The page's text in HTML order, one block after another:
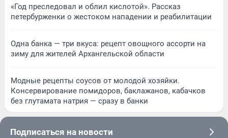
«Год преследовал и облил кислотой». Рассказ
петербурженки о жестоком нападении и реабилитации
Одна банка — три вкуса: рецепт овощного ассорти на
зиму для жителей Архангельской области
Модные рецепты соусов от молодой хозяйки.
Консервирование помидоров, баклажанов, кабачков
без глутамата натрия — сразу в банки
Подписаться на новости